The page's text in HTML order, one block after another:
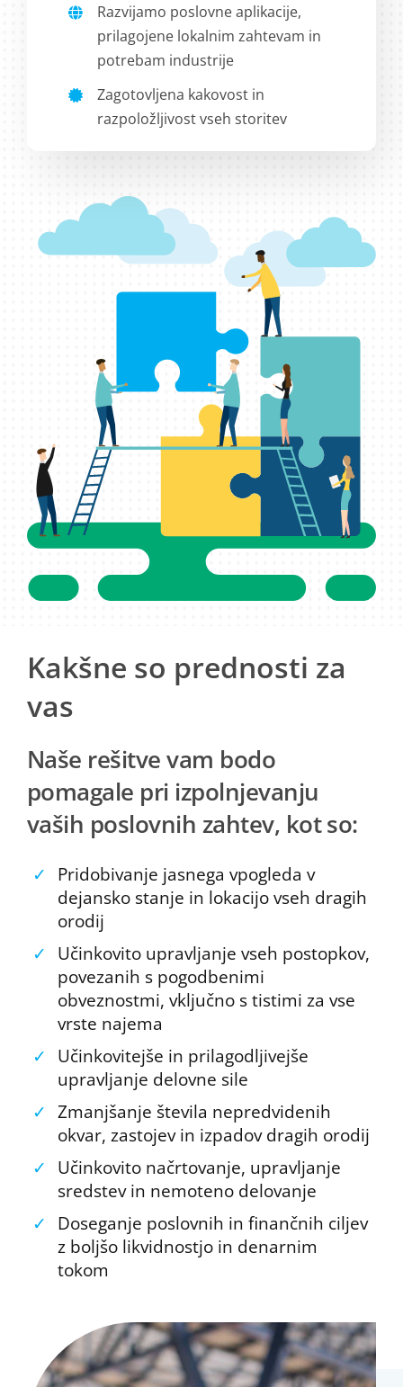
Razvijamo poslovne aplikacije,
prilagojene lokalnim zahtevam in
potrebam industrije
Zagotovljena kakovost in
razpoložljivost vseh storitev
Kakšne so prednosti za
vas
Naše rešitve vam bodo
pomagale pri izpolnjevanju
vaših poslovnih zahtev, kot so:
✓
Pridobivanje jasnega vpogleda v
dejansko stanje in lokacijo vseh dragih
orodij
✓
Učinkovito upravljanje vseh postopkov,
povezanih s pogodbenimi
obveznostmi, vključno s tistimi za vse
vrste najema
✓
Učinkovitejše in prilagodljivejše
upravljanje delovne sile
✓ Zmanjšanje števila nepredvidenih
okvar, zastojev in izpadov dragih orodij
✓
Učinkovito načrtovanje, upravljanje
sredstev in nemoteno delovanje
✓
Doseganje poslovnih in finančnih ciljev
z boljšo likvidnostjo in denarnim
tokom